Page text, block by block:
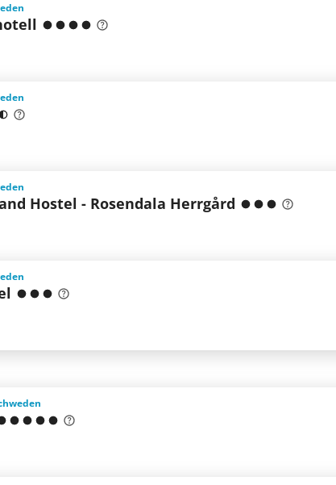
Hostel - Rosendala Herrgård